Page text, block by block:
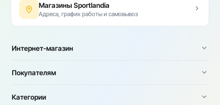
Магазины Sportlandia
Адреса, график работы и самовывоз
Интернет-магазин
Покупателям
Категории